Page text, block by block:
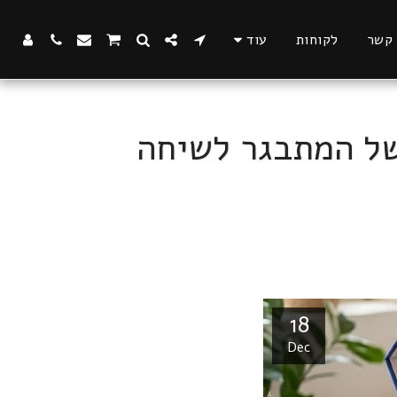
קשר לקוחות עוד
המתבגר לשיחה
18
Dec